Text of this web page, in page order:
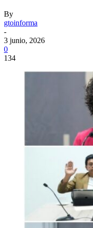
By
gtoinforma
-
3 junio, 2026
0
134